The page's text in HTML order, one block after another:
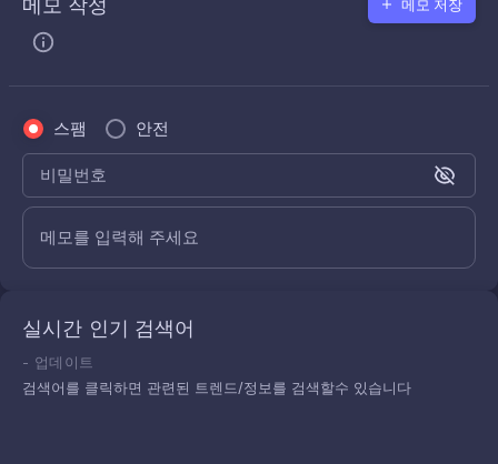
메모 작성 메모 저장
스팸 안전
비밀번호
메모를 입력해 주세요
실시간 인기 검색어
- 업데이트
검색어를 클릭하면 관련된 트렌드/정보를 검색할수 있습니다